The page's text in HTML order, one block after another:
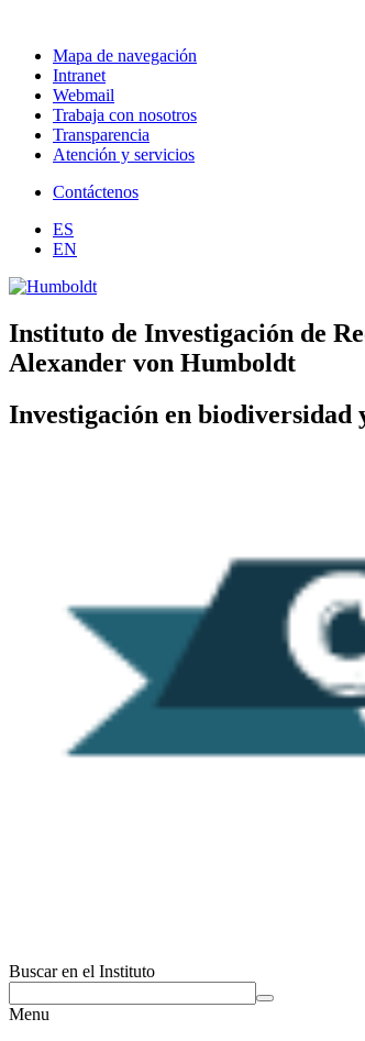
Mapa de navegación
Intranet
Webmail
Trabaja con nosotros
Transparencia
Atención y servicios
Contáctenos
ES
EN
Instituto de Investigación de
Alexander von Humboldt
Investigación en biodiversidad
Buscar en el Instituto
Menu